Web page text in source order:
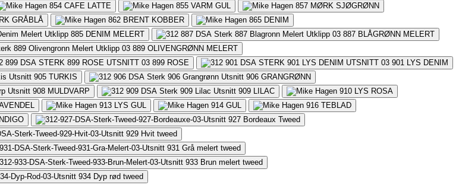
854 CAFE LATTE 855 VARM GUL 857 MØRK SJØGRØNN
GRÅBLÅ 862 BRENT KOBBER 865 DENIM
885 DENIM MELERT 887 BLÅGRØNN MELERT
889 OLIVENGRØNN MELERT
899 ROSE 901 LYS DENIM
905 TURKIS 906 GRANGRØNN
908 MULDVARP 909 LILAC 910 LYS ROSA
913 LYS GUL 914 GUL 916 TEBLAD
927 Bordeaux Tweed
929 Hvit tweed
931 Grå melert tweed
933 Brun melert tweed
934 Dyp rød tweed